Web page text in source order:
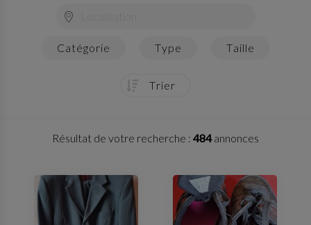
catégorie type taille
trier
Résultat de votre recherche : 484annonces